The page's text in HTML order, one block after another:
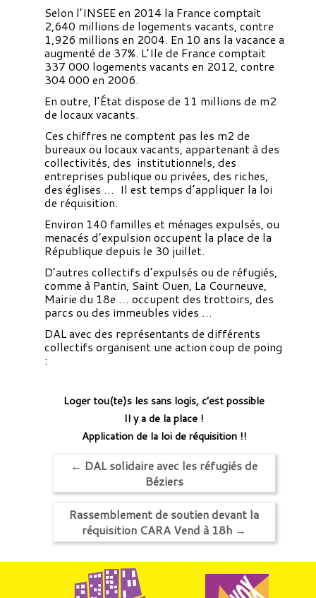
Selon l’INSEE en 2014 la France comptait
2,640 millions de logements vacants, contre
1,926 millions en 2004. En 10 ans la vacance a
augmenté de 37%. L’Ile de France comptait
337 000 logements vacants en 2012, contre
304 000 en 2006.
En outre, l’État dispose de 11 millions de m2
de locaux vacants.
Ces chiffres ne comptent pas les m2 de
bureaux ou locaux vacants, appartenant à des
collectivités, des institutionnels, des
entreprises publique ou privées, des riches,
des églises … Il est temps d’appliquer la loi
de réquisition.
Environ 140 familles et ménages expulsés, ou
menacés d’expulsion occupent la place de la
République depuis le 30 juillet.
D’autres collectifs d’expulsés ou de réfugiés,
comme à Pantin, Saint Ouen, La Courneuve,
Mairie du 18e … occupent des trottoirs, des
parcs ou des immeubles vides …
DAL avec des représentants de différents
collectifs organisent une action coup de poing
:
Loger tou(te)s les sans logis, c’est possible
Il y a de la place !
Application de la loi de réquisition !!
← DAL solidaire avec les réfugiés de
Béziers
Rassemblement de soutien devant la
réquisition CARA Vend à 18h →